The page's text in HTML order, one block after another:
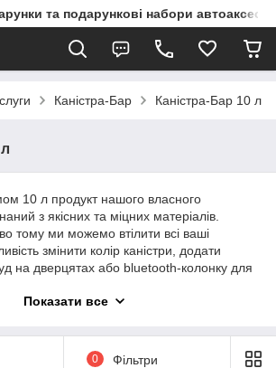
та подарункові набори
Каністра-Бар Каністра-Бар 10 л
10 л продукт нашого власного
з якісних та міцних матеріалів.
тому ми можемо втілити всі ваші
змінити колір каністри, додати
на дверцятах або bluetooth-колонку для
зробити подарунок зробимо
наносимо у подарунок!
Показати все
0 Фільтри